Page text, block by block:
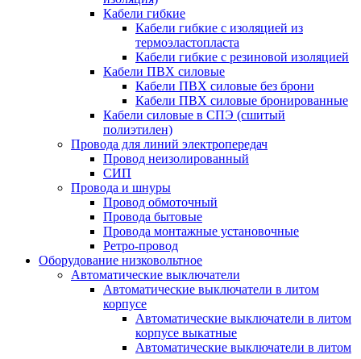
Кабели гибкие
Кабели гибкие с изоляцией из
термоэластопласта
Кабели гибкие с резиновой изоляцией
Кабели ПВХ силовые
Кабели ПВХ силовые без брони
Кабели ПВХ силовые бронированные
Кабели силовые в СПЭ (сшитый
полиэтилен)
Провода для линий электропередач
Провод неизолированный
СИП
Провода и шнуры
Провод обмоточный
Провода бытовые
Провода монтажные установочные
Ретро-провод
Оборудование низковольтное
Автоматические выключатели
Автоматические выключатели в литом
корпусе
Автоматические выключатели в литом
корпусе выкатные
Автоматические выключатели в литом